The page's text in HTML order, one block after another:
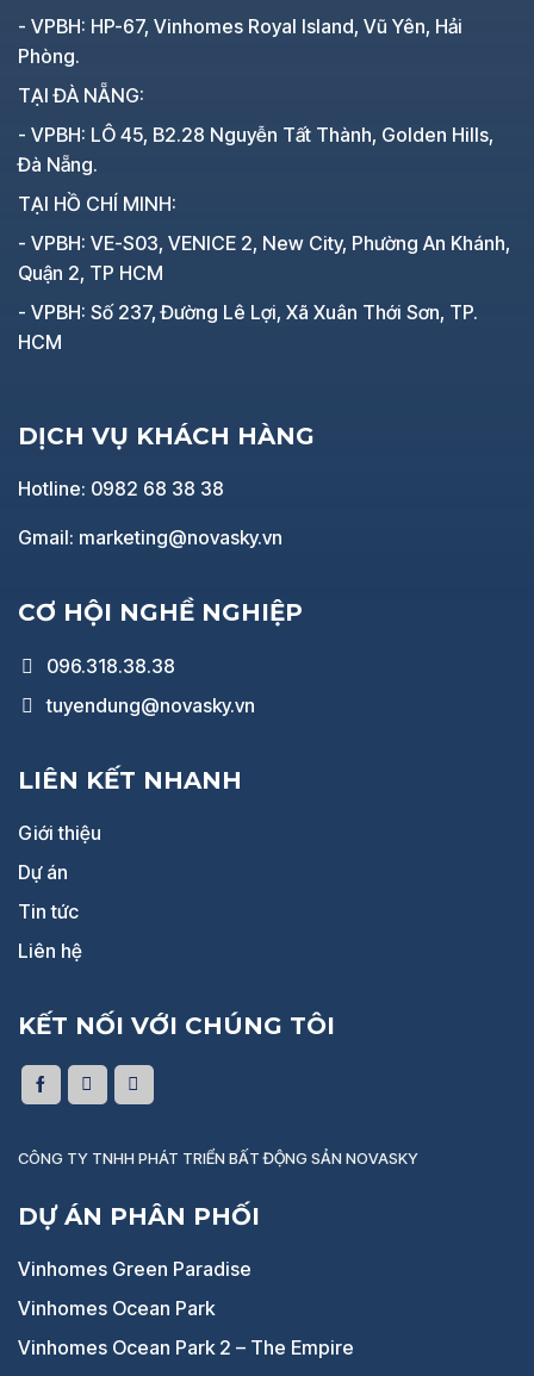
- VPBH: HP-67, Vinhomes Royal Island, Vũ Yên, Hải
Phòng.
TẠI ĐÀ NẴNG:
- VPBH: LÔ 45, B2.28 Nguyễn Tất Thành, Golden Hills,
Đà Nẵng.
TẠI HỒ CHÍ MINH:
- VPBH: VE-S03, VENICE 2, New City, Phường An Khánh,
Quận 2, TP HCM
- VPBH: Số 237, Đường Lê Lợi, Xã Xuân Thới Sơn, TP.
HCM
DỊCH VỤ KHÁCH HÀNG
Hotline: 0982 68 38 38
Gmail: marketing@novasky.vn
CƠ HỘI NGHỀ NGHIỆP
096.318.38.38
tuyendung@novasky.vn
LIÊN KẾT NHANH
Giới thiệu
Dự án
Tin tức
Liên hệ
KẾT NỐI VỚI CHÚNG TÔI
CÔNG TY TNHH PHÁT TRIỂN BẤT ĐỘNG SẢN NOVASKY
DỰ ÁN PHÂN PHỐI
Vinhomes Green Paradise
Vinhomes Ocean Park
Vinhomes Ocean Park 2 – The Empire